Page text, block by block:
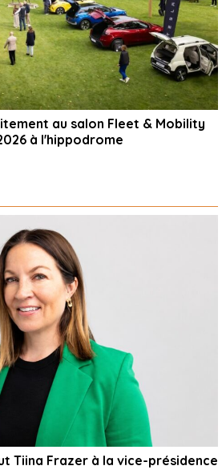
au salon Fleet & Mobility
à l'hippodrome
Tiina Frazer à la vice-présidence